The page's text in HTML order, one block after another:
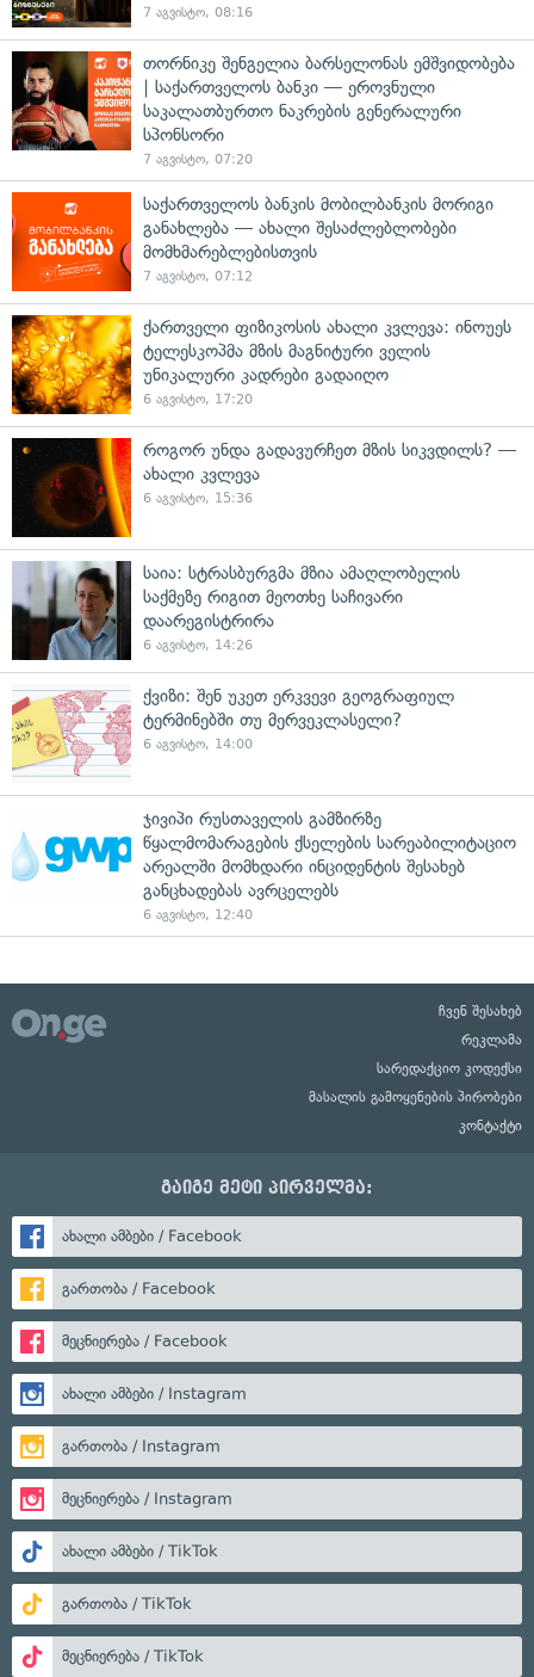
7 აგვისტო, 08:16
თორნიკე შენგელია ბარსელონას ემშვიდობება
| საქართველოს ბანკი — ეროვნული
საკალათბურთო ნაკრების გენერალური
სპონსორი
7 აგვისტო, 07:20
საქართველოს ბანკის მობილბანკის მორიგი
განახლება — ახალი შესაძლებლობები
მომხმარებლებისთვის
7 აგვისტო, 07:12
ქართველი ფიზიკოსის ახალი კვლევა: ინოუეს
ტელესკოპმა მზის მაგნიტური ველის
უნიკალური კადრები გადაიღო
6 აგვისტო, 17:20
როგორ უნდა გადავურჩეთ მზის სიკვდილს? —
ახალი კვლევა
6 აგვისტო, 15:36
საია: სტრასბურგმა მზია ამაღლობელის
საქმეზე რიგით მეოთხე საჩივარი
დაარეგისტრირა
6 აგვისტო, 14:26
ქვიზი: შენ უკეთ ერკვევი გეოგრაფიულ
ტერმინებში თუ მერვეკლასელი?
6 აგვისტო, 14:00
ჯივიპი რუსთაველის გამზირზე
წყალმომარაგების ქსელების სარეაბილიტაციო
არეალში მომხდარი ინციდენტის შესახებ
განცხადებას ავრცელებს
6 აგვისტო, 12:40
ჩვენ შესახებ
რეკლამა
სარედაქციო კოდექსი
მასალის გამოყენების პირობები
კონტაქტი
გაიგე მეტი პირველმა:
ახალი ამბები / Facebook
გართობა / Facebook
მეცნიერება / Facebook
ახალი ამბები / Instagram
გართობა / Instagram
მეცნიერება / Instagram
ახალი ამბები / TikTok
გართობა / TikTok
მეცნიერება / TikTok